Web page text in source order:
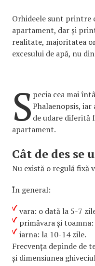
Orhideele sunt printre
apartament, dar și
realitate, majoritatea
excesului de apă, nu
S pecia cea mai
Phalaenopsis, iar
de udare diferită
apartament.
Cât de des se
Nu există o regulă fixă
În general:
vara: o dată la 5-7
primăvara și
iarna: la 10-14 zile.
Frecvența depinde de
și dimensiunea